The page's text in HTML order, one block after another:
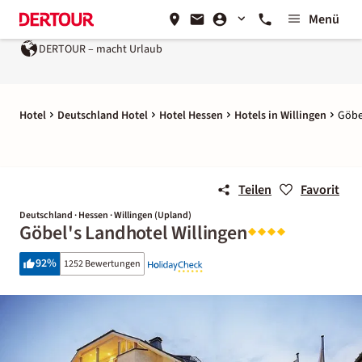
Menü
DERTOUR – macht Urlaub
Hotel Deutschland Hotel Hotel Hessen Hotels in Willingen
Teilen Favorit
Deutschland · Hessen · Willingen (Upland)
Göbel's Landhotel Willingen
92% 1252 Bewertungen